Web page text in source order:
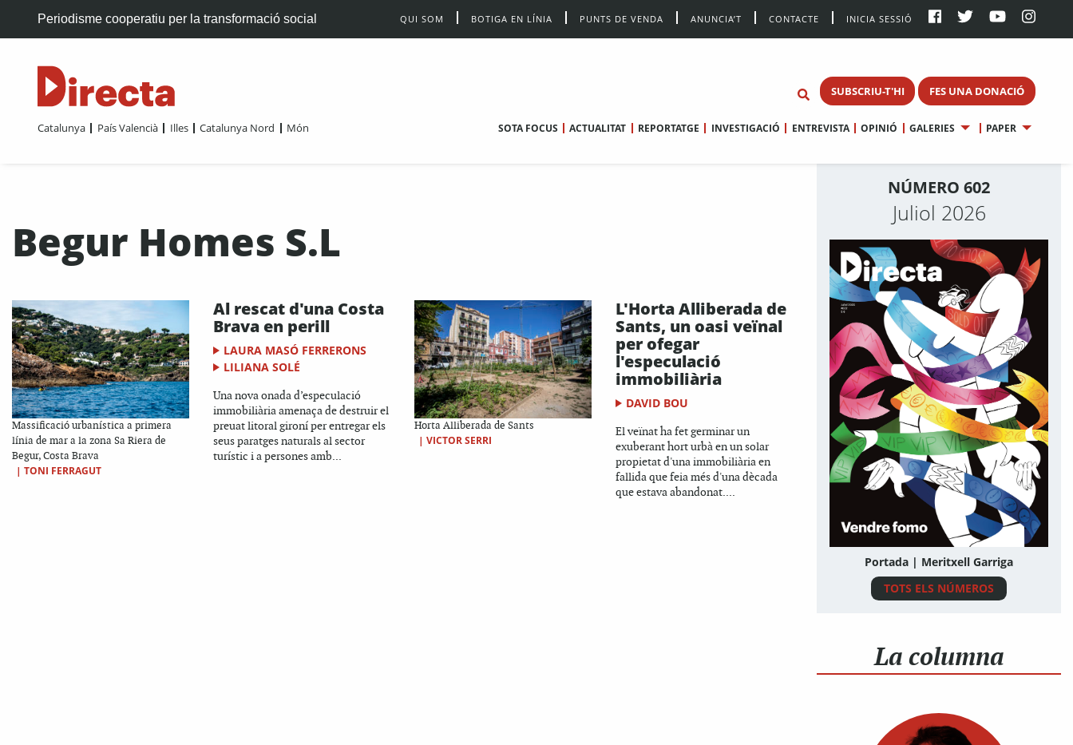
Periodisme cooperatiu per la transformació social QUI SOM BOTIGA EN LÍNIA PUNTS DE VENDA ANUNCIA’T CONTACTE INICIA SESSIÓ
SUBSCRIU-T'HI FES UNA DONACIÓ
Catalunya País Valencià Illes Catalunya Nord Món SOTA FOCUS ACTUALITAT REPORTATGE INVESTIGACIÓ ENTREVISTA OPINIÓ GALERIES PAPER
Begur Homes S.L
Massificació urbanística a primera
línia de mar a la zona Sa Riera de
Begur, Costa Brava
| TONI FERRAGUT
Al rescat d'una Costa
Brava en perill
LAURA MASÓ FERRERONS
LILIANA SOLÉ
Una nova onada d’especulació
immobiliària amenaça de destruir el
preuat litoral gironí per entregar els
seus paratges naturals al sector
turístic i a persones amb...
Horta Alliberada de Sants
| VICTOR SERRI
L'Horta Alliberada de
Sants, un oasi veïnal
per ofegar
l'especulació
immobiliària
DAVID BOU
El veïnat ha fet germinar un
exuberant hort urbà en un solar
propietat d'una immobiliària en
fallida que feia més d'una dècada
que estava abandonat....
NÚMERO 602
Juliol 2026
Portada | Meritxell Garriga
TOTS ELS NÚMEROS
La columna